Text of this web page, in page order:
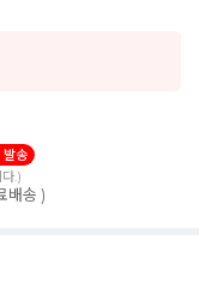
발송
.)
배송 )